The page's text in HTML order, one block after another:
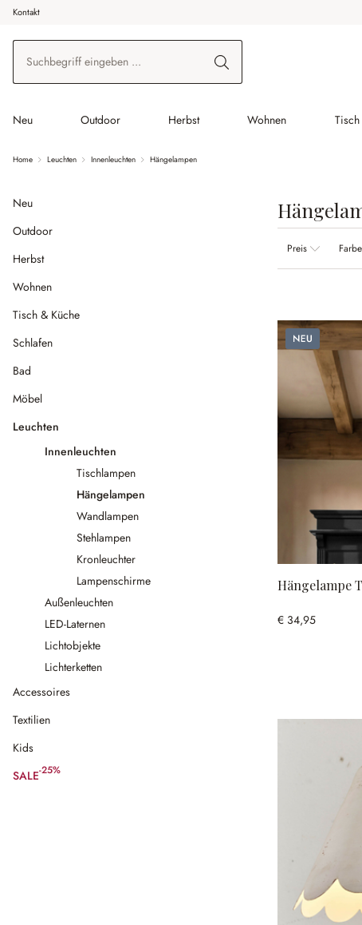
Hauptinhalt springen
Zur Suche springen
Zur Hauptnavigation springen
Kontakt
Neu Outdoor Herbst Wohnen
Home Leuchten Innenleuchten Hängelampen
Neu
Outdoor
Herbst
Wohnen
Tisch & Küche
Schlafen
Bad
Möbel
Leuchten
Innenleuchten
Tischlampen
Hängelampen
Wandlampen
Stehlampen
Kronleuchter
Lampenschirme
Außenleuchten
LED-Laternen
Lichtobjekte
Lichterketten
Accessoires
Textilien
Kids
SALE-25%
(25% gespart)
Preis Farbe
Neu
Hängelampe
€ 34,95